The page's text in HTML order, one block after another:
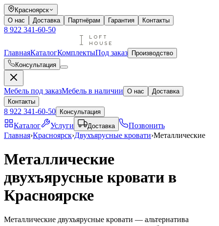
Красноярск
О нас
Доставка Партнёрам Гарантия Контакты
8 922 341-60-50
ГлавнаяКаталогКомплектыПод заказ
Производство
Консультация
Мебель под заказМебель в наличии О нас
Доставка
Контакты
8 922 341-60-50 Консультация
Каталог Услуги Доставка
Позвонить
Главная›Красноярск›Двухъярусные кровати›Металлические
Металлические
двухъярусные кровати в
Красноярске
Металлические двухъярусные кровати — альтернатива